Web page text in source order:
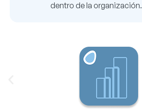
dentro de la organización.